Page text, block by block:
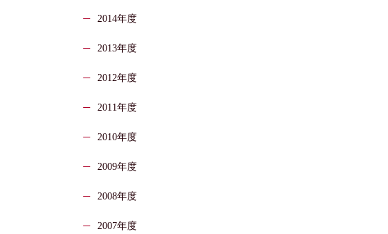
2014年度
2013年度
2012年度
2011年度
2010年度
2009年度
2008年度
2007年度